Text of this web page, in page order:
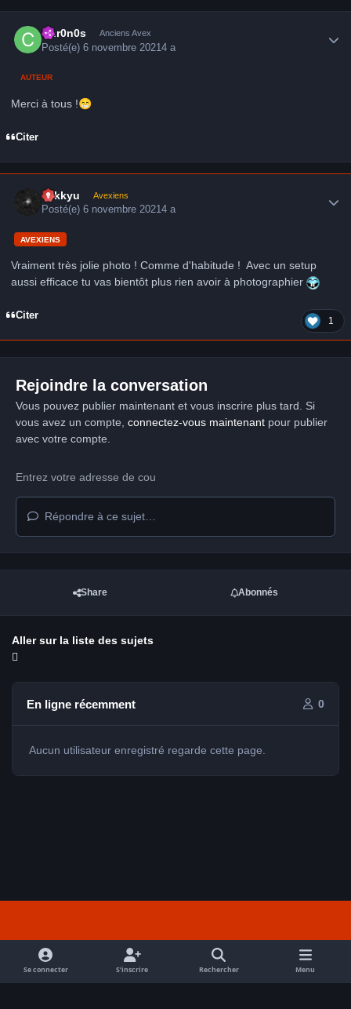
Chr0n0s Anciens Avex
Posté(e)6 novembre 20214 a
AUTEUR
Merci à tous !😁
Citer
kekkyu Avexiens
Posté(e)6 novembre 20214 a
AVEXIENS
Vraiment très jolie photo ! Comme d'habitude ! Avec un setup
aussi efficace tu vas bientôt plus rien avoir à photographier
Citer 1
Rejoindre la conversation
Vous pouvez publier maintenant et vous inscrire plus tard. Si
vous avez un compte, connectez-vous maintenantpour publier
avec votre compte.
Répondre à ce sujet…
Share Abonnés
Aller sur la liste des sujets
En ligne récemment 0
Aucun utilisateur enregistré regarde cette page.
f
a
c
Se connecter S’inscrire Rechercher Menu